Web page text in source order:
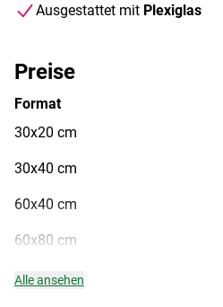
Ausgestattet mit Plexiglas
Preise
Format
30x20 cm
30x40 cm
60x40 cm
60x80 cm
Alle ansehen